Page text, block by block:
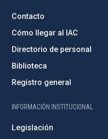
Contacto
Cómo llegar al IAC
Directorio de personal
Biblioteca
Registro general
INFORMACIÓN INSTITUCIONAL
Legislación